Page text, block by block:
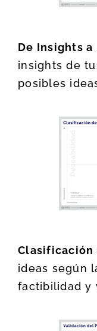
De Insights a
insights de
posibles
Clasificación
ideas según
factibilidad y